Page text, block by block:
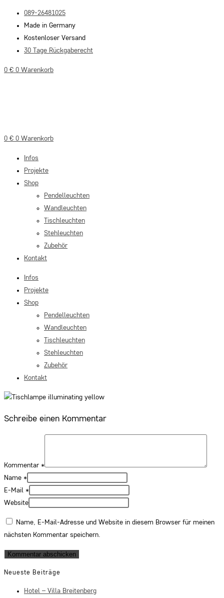
Inhalt
springen
089-26481025
Made in Germany
Kostenloser Versand
30 Tage Rückgaberecht
0 € 0 Warenkorb
0 € 0 Warenkorb
Infos
Projekte
Shop
Pendelleuchten
Wandleuchten
Tischleuchten
Stehleuchten
Zubehör
Kontakt
Infos
Projekte
Shop
Pendelleuchten
Wandleuchten
Tischleuchten
Stehleuchten
Zubehör
Kontakt
Schreibe einen Kommentar
Kommentar *
Name *
E-Mail *
Website
Name, E-Mail-Adresse und Website in diesem Browser für meinen
nächsten Kommentar speichern.
Neueste Beiträge
Hotel – Villa Breitenberg